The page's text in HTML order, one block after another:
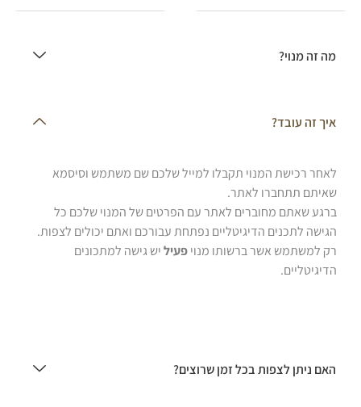
מה זה מנוי?
איך זה עובד?
לאחר רכישת המנוי תקבלו למייל שלכם שם משתמש וסיסמא
שאיתם תתחברו לאתר.
ברגע שאתם מחוברים לאתר עם הפרטים של המנוי שלכם כל
הגישה לתכנים הדיגיטליים נפתחת עבורכם ואתם יכולים לצפות.
רק למשתמש אשר ברשותו מנויפעיליש גישה למתכונים
הדיגיטליים.
האם ניתן לצפות בכל זמן שרוצים?